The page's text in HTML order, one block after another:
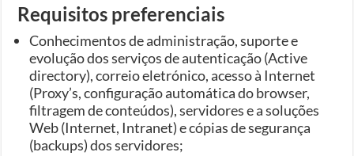
Requisitos preferenciais
Conhecimentos de administração, suporte e
evolução dos serviços de autenticação (Active
directory), correio eletrónico, acesso à Internet
(Proxy’s, configuração automática do browser,
filtragem de conteúdos), servidores e a soluções
Web (Internet, Intranet) e cópias de segurança
(backups) dos servidores;